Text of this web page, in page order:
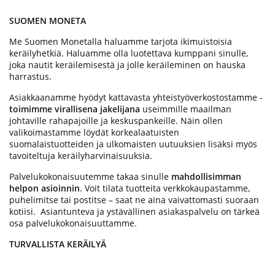
SUOMEN MONETA
Me Suomen Monetalla haluamme tarjota ikimuistoisia
keräilyhetkiä. Haluamme olla luotettava kumppani sinulle,
joka nautit keräilemisestä ja jolle keräileminen on hauska
harrastus.
Asiakkaanamme hyödyt kattavasta yhteistyöverkostostamme -
toimimme virallisena jakelijana useimmille maailman
johtaville rahapajoille ja keskuspankeille. Näin ollen
valikoimastamme löydät korkealaatuisten
suomalaistuotteiden ja ulkomaisten uutuuksien lisäksi myös
tavoiteltuja keräilyharvinaisuuksia.
Palvelukokonaisuutemme takaa sinulle mahdollisimman
helpon asioinnin. Voit tilata tuotteita verkkokaupastamme,
puhelimitse tai postitse – saat ne aina vaivattomasti suoraan
kotiisi. Asiantunteva ja ystävällinen asiakaspalvelu on tärkeä
osa palvelukokonaisuuttamme.
TURVALLISTA KERÄILYÄ